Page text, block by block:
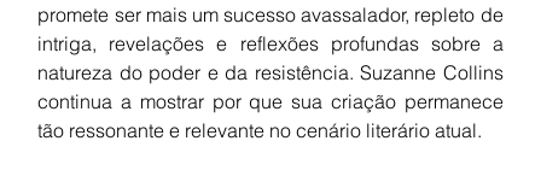
promete ser mais um sucesso avassalador, repleto de
intriga, revelações e reflexões profundas sobre a
natureza do poder e da resistência. Suzanne Collins
continua a mostrar por que sua criação permanece
tão ressonante e relevante no cenário literário atual.